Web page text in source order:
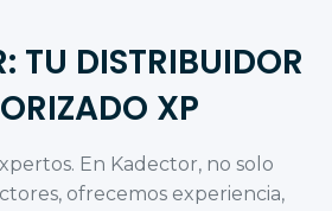
TU DISTRIBUIDOR
XP
En Kadector, no solo
ofrecemos experiencia,